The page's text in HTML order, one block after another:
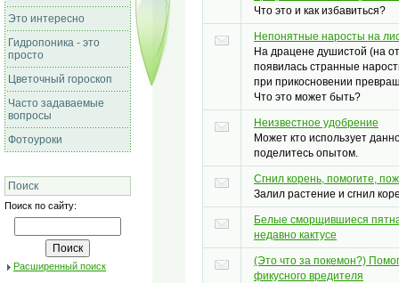
Это интересно
Гидропоника - это
просто
Цветочный гороскоп
Часто задаваемые
вопросы
Фотоуроки
Поиск
Поиск по сайту:
Расширенный поиск
Что это и как избавиться?
Непонятные наросты на
На драцене душистой (на
появилась странные
при прикосновении
Что это может быть?
Неизвестное удобрение
Может кто использует
поделитесь опытом.
Сгнил корень, помогите,
Залил растение и сгнил
Белые сморщившиеся
недавно кактусе
(Это что за покемон?)
фикусного вредителя